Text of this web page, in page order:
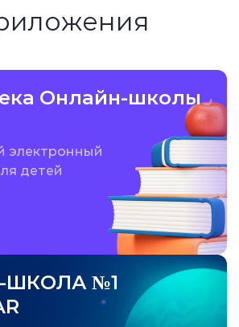
Онлайн-школы
электронный
детей
№1